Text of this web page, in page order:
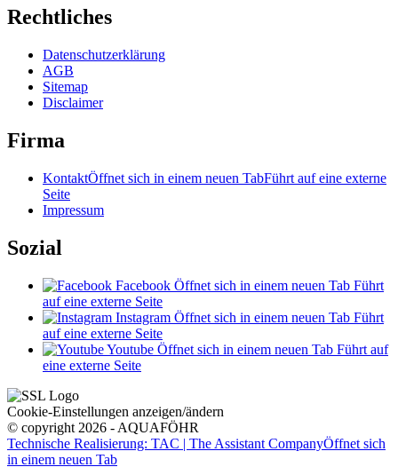
Rechtliches
Datenschutzerklärung
AGB
Sitemap
Disclaimer
Firma
KontaktÖffnet sich in einem neuen TabFührt auf eine externe
Seite
Impressum
Sozial
Facebook Öffnet sich in einem neuen Tab Führt
auf eine externe Seite
Instagram Öffnet sich in einem neuen Tab Führt
auf eine externe Seite
Youtube Öffnet sich in einem neuen Tab Führt auf
eine externe Seite
Cookie-Einstellungen anzeigen/ändern
© copyright 2026 - AQUAFÖHR
Technische Realisierung: TAC | The Assistant CompanyÖffnet sich
in einem neuen Tab